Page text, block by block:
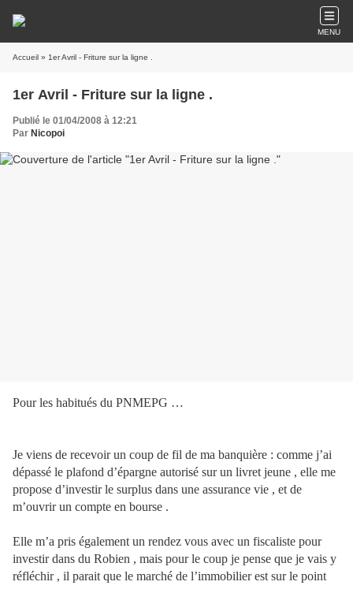
MENU
Accueil » 1er Avril - Friture sur la ligne .
1er Avril - Friture sur la ligne .
Publié le 01/04/2008 à 12:21
Par Nicopoi
Pour les habitués du PNMEPG …
Je viens de recevoir un coup de fil de ma banquière : comme j’ai
dépassé le plafond d’épargne autorisé sur un livret jeune , elle me
propose d’investir le surplus dans une assurance vie , et de
m’ouvrir un compte en bourse .
Elle m’a pris également un rendez vous avec un fiscaliste pour
investir dans du Robien , mais pour le coup je pense que je vais y
réfléchir , il parait que le marché de l’immobilier est sur le point